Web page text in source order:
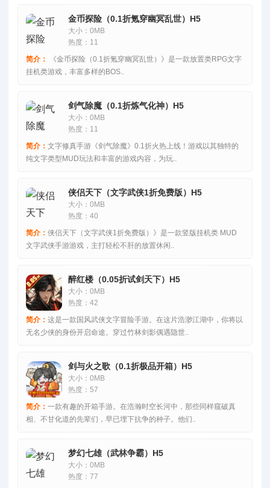
金币探险（0.1折氪穿幽冥乱世）H5
大小：0MB
热度：11
简介：
《金币探险（0.1折氪穿幽冥乱世）》是一款放置类RPG文字
挂机类游戏，丰富多样的BOS..
剑气除魔（0.1折炼气化神）H5
大小：0MB
热度：11
简介： 文字修真手游《剑气除魔》0.1折火热上线！游戏以其独特的
纯文字类型MUD玩法和丰富的游戏内容，为玩..
侠侣天下（文字武侠1折免费版）H5
大小：0MB
热度：40
简介： 侠侣天下（文字武侠1折免费版）》是一款竖版挂机类 MUD
文字武侠手游游戏，主打轻松不肝的放置休闲..
醉红楼（0.05折试剑天下）H5
大小：0MB
热度：42
简介： 这是一款国风武侠文字冒险手游。在这片浩渺江湖中，你将以
无名少侠的身份开启命途。穿过竹林剑影偶遇隐世..
剑与火之歌（0.1折极品开箱）H5
大小：0MB
热度：57
简介： 一款有趣的开箱手游。在浩瀚时空长河中，那些同样窥破真
相、不甘化道的先辈们，早已埋下抗争的种子。他们..
梦幻七雄（武林争霸）H5
大小：0MB
热度：77